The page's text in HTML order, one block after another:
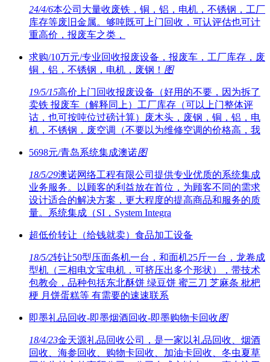
24/4/6本公司大量收废铁，铜，铝，电机，不锈钢，工厂
库存等废旧金属。够吨既可上门回收，可认评估也可计
重高价，报废车之类，
求购/10万元/专业回收报废设备，报废车，工厂库存，废
铜，铝，不锈钢，电机，废钢！ 图
19/5/15高价上门回收报废设备（好用的不要，因为拆了
卖铁 报废车（解释同上）工厂库存（可以上门整体评
诂，也可按吨位过磅计算）废木头，废钢，铜，铝，电
机，不锈钢，废空调（不要以为维修空调的价格高，我
5698元/青岛系统集成澳诺图
18/5/29澳诺网络工程有限公司提供专业优质的系统集成
业务服务。以顾客的利益放在首位，为顾客不同的需求
设计适合的解决方案，更大程度的提高商品和服务的质
量。系统集成（SI，System Integra
超低价转让（给钱就卖）食品加工设备
18/5/2转让50型压面条机一台，和面机25斤一台，龙卷成
型机（三相电文宝电机，可挤压出多个形状），带技术
包教会，品种包括东北酥饼 绿豆饼 蜜三刀 芝麻条 枇杷
梗 月饼蛋糕等 有需要的速速联系
即墨礼品回收-即墨烟酒回收-即墨购物卡回收图
18/4/23金天源礼品回收公司，是一家以礼品回收、烟酒
回收、海参回收、购物卡回收、加油卡回收、冬虫夏草